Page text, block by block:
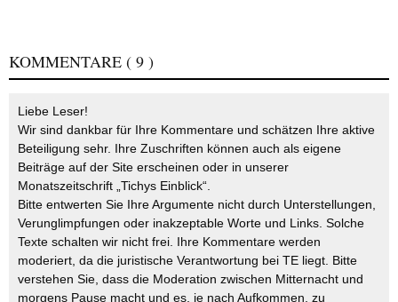
KOMMENTARE ( 9 )
Liebe Leser!
Wir sind dankbar für Ihre Kommentare und schätzen Ihre aktive
Beteiligung sehr. Ihre Zuschriften können auch als eigene
Beiträge auf der Site erscheinen oder in unserer
Monatszeitschrift „Tichys Einblick“.
Bitte entwerten Sie Ihre Argumente nicht durch Unterstellungen,
Verunglimpfungen oder inakzeptable Worte und Links. Solche
Texte schalten wir nicht frei. Ihre Kommentare werden
moderiert, da die juristische Verantwortung bei TE liegt. Bitte
verstehen Sie, dass die Moderation zwischen Mitternacht und
morgens Pause macht und es, je nach Aufkommen, zu